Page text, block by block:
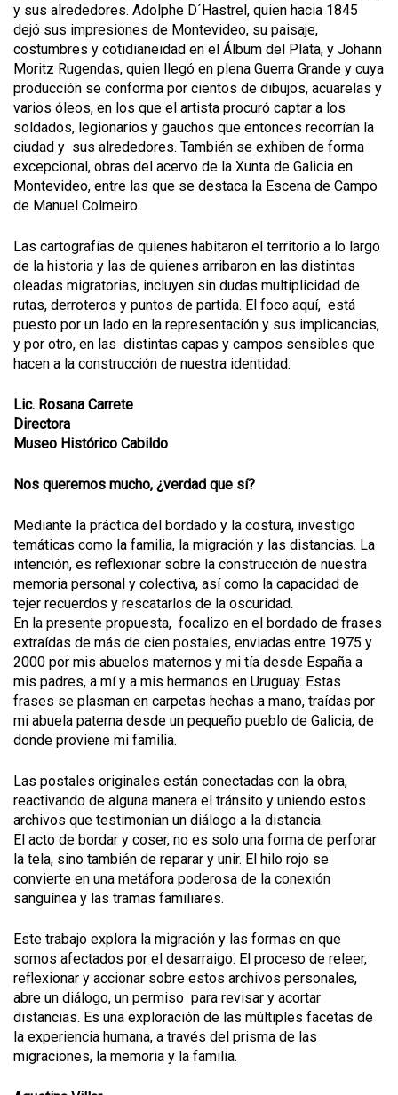
y sus alrededores. Adolphe D´Hastrel, quien hacia 1845
dejó sus impresiones de Montevideo, su paisaje,
costumbres y cotidianeidad en el Álbum del Plata, y Johann
Moritz Rugendas, quien llegó en plena Guerra Grande y cuya
producción se conforma por cientos de dibujos, acuarelas y
varios óleos, en los que el artista procuró captar a los
soldados, legionarios y gauchos que entonces recorrían la
ciudad y sus alrededores. También se exhiben de forma
excepcional, obras del acervo de la Xunta de Galicia en
Montevideo, entre las que se destaca la Escena de Campo
de Manuel Colmeiro.
Las cartografías de quienes habitaron el territorio a lo largo
de la historia y las de quienes arribaron en las distintas
oleadas migratorias, incluyen sin dudas multiplicidad de
rutas, derroteros y puntos de partida. El foco aquí, está
puesto por un lado en la representación y sus implicancias,
y por otro, en las distintas capas y campos sensibles que
hacen a la construcción de nuestra identidad.
Lic. Rosana Carrete
Directora
Museo Histórico Cabildo
Nos queremos mucho, ¿verdad que sí?
Mediante la práctica del bordado y la costura, investigo
temáticas como la familia, la migración y las distancias. La
intención, es reflexionar sobre la construcción de nuestra
memoria personal y colectiva, así como la capacidad de
tejer recuerdos y rescatarlos de la oscuridad.
En la presente propuesta, focalizo en el bordado de frases
extraídas de más de cien postales, enviadas entre 1975 y
2000 por mis abuelos maternos y mi tía desde España a
mis padres, a mí y a mis hermanos en Uruguay. Estas
frases se plasman en carpetas hechas a mano, traídas por
mi abuela paterna desde un pequeño pueblo de Galicia, de
donde proviene mi familia.
Las postales originales están conectadas con la obra,
reactivando de alguna manera el tránsito y uniendo estos
archivos que testimonian un diálogo a la distancia.
El acto de bordar y coser, no es solo una forma de perforar
la tela, sino también de reparar y unir. El hilo rojo se
convierte en una metáfora poderosa de la conexión
sanguínea y las tramas familiares.
Este trabajo explora la migración y las formas en que
somos afectados por el desarraigo. El proceso de releer,
reflexionar y accionar sobre estos archivos personales,
abre un diálogo, un permiso para revisar y acortar
distancias. Es una exploración de las múltiples facetas de
la experiencia humana, a través del prisma de las
migraciones, la memoria y la familia.